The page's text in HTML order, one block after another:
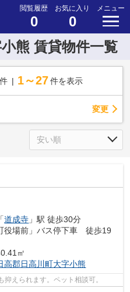
閲覧履歴
0
お気に入り
0
メニュー
熊 賃貸物件一覧
件 1～27 件を表示
変更
「道成寺 」駅 徒歩30分
役場前」バス停下車 徒歩19
㎡
高郡日高川町大字小熊
えられます。ペット相談可。